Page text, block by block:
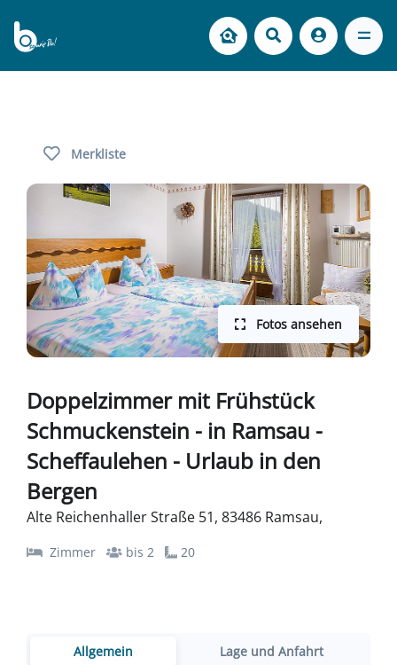
Merkliste
Fotos ansehen
Doppelzimmer mit Frühstück
Schmuckenstein - in Ramsau -
Scheffaulehen - Urlaub in den
Bergen
Alte Reichenhaller Straße 51, 83486 Ramsau,
Zimmer bis 2 20
Allgemein
Lage und Anfahrt